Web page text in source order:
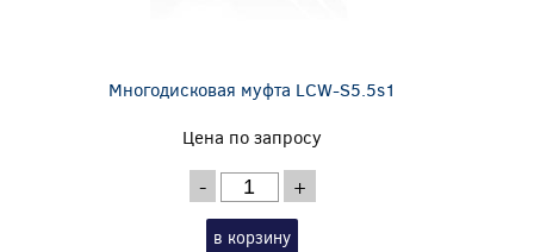
Многодисковая муфта LCW-S5.5s1
Цена по запросу
- +
в корзину